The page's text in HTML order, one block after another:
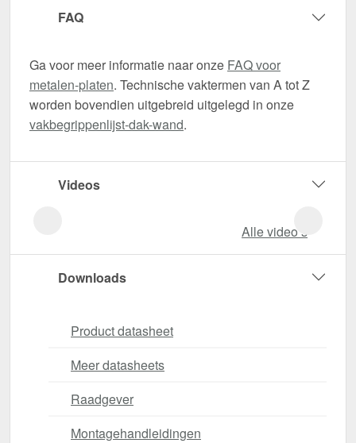
FAQ
Ga voor meer informatie naar onze FAQ voor
metalen-platen. Technische vaktermen van A tot Z
worden bovendien uitgebreid uitgelegd in onze
vakbegrippenlijst-dak-wand.
Videos
Alle video‘s
Downloads
Product datasheet
Meer datasheets
Raadgever
Montagehandleidingen